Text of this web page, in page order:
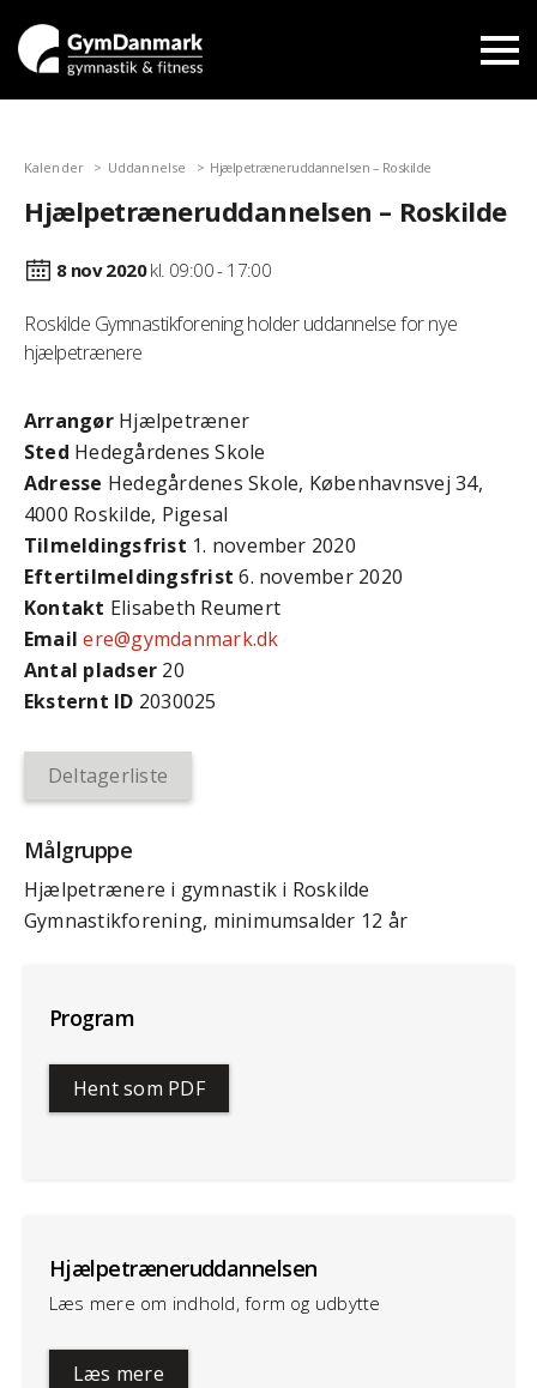
Kalender Uddannelse Hjælpetræneruddannelsen – Roskilde
Hjælpetræneruddannelsen – Roskilde
8 nov2020kl. 09:00 - 17:00
Roskilde Gymnastikforening holder uddannelse for nye
hjælpetrænere
ArrangørHjælpetræner
Sted Hedegårdenes Skole
Adresse Hedegårdenes Skole, Københavnsvej 34,
4000 Roskilde, Pigesal
Tilmeldingsfrist 1. november 2020
Efter­tilmeldings­frist 6. november 2020
Kontakt Elisabeth Reumert
Email ere@gymdanmark.dk
Antal pladser 20
Eksternt ID 2030025
Deltagerliste
Målgruppe
Hjælpetrænere i gymnastik i Roskilde
Gymnastikforening, minimumsalder 12 år
Program
Hent som PDF
Hjælpetræneruddannelsen
Læs mere om indhold, form og udbytte
Læs mere